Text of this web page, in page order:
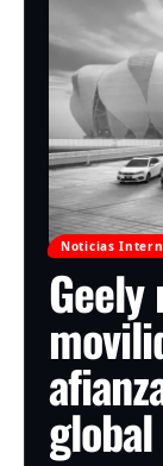
Noticias
global